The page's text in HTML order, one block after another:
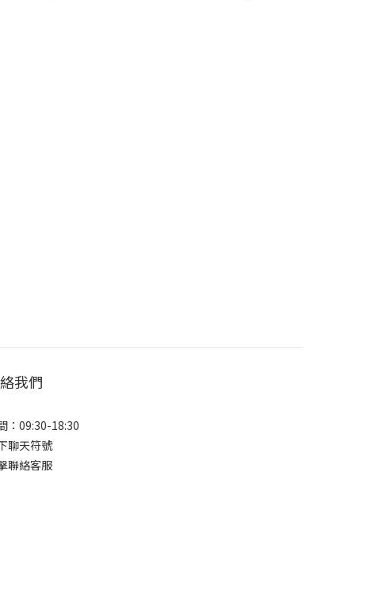
我們
：09:30-18:30
聊天符號
聯絡客服